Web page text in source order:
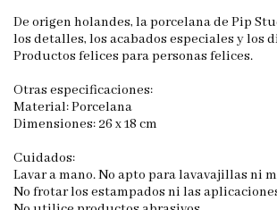
De origen holandes, la porcelana de Pip
los detalles, los acabados especiales y los
Productos felices para personas felices.
Otras especificaciones:
Material: Porcelana
Dimensiones: 26 x 18 cm
Cuidados:
Lavar a mano. No apto para lavavajillas ni
No frotar los estampados ni las